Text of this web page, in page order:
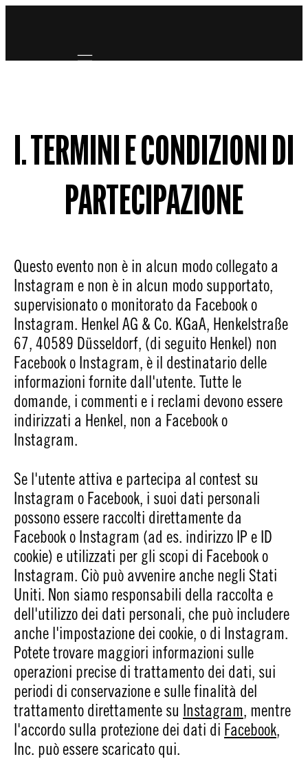
I. TERMINI E CONDIZIONI DI
PARTECIPAZIONE
Questo evento non è in alcun modo collegato a
Instagram e non è in alcun modo supportato,
supervisionato o monitorato da Facebook o
Instagram. Henkel AG & Co. KGaA, Henkelstraße
67, 40589 Düsseldorf, (di seguito Henkel) non
Facebook o Instagram, è il destinatario delle
informazioni fornite dall'utente. Tutte le
domande, i commenti e i reclami devono essere
indirizzati a Henkel, non a Facebook o
Instagram.
Se l'utente attiva e partecipa al contest su
Instagram o Facebook, i suoi dati personali
possono essere raccolti direttamente da
Facebook o Instagram (ad es. indirizzo IP e ID
cookie) e utilizzati per gli scopi di Facebook o
Instagram. Ciò può avvenire anche negli Stati
Uniti. Non siamo responsabili della raccolta e
dell'utilizzo dei dati personali, che può includere
anche l'impostazione dei cookie, o di Instagram.
Potete trovare maggiori informazioni sulle
operazioni precise di trattamento dei dati, sui
periodi di conservazione e sulle finalità del
trattamento direttamente su Instagram, mentre
l'accordo sulla protezione dei dati di Facebook,
Inc. può essere scaricato qui.